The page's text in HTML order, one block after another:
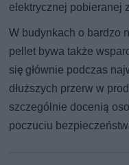
elektrycznej pobieranej
W budynkach o bardzo
pellet bywa także
się głównie podczas
dłuższych przerw w
szczególnie docenią
poczuciu